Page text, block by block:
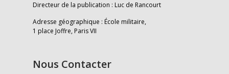
Directeur de la publication : Luc de Rancourt
Adresse géographique : École militaire,
1 place Joffre, Paris VII
Nous Contacter